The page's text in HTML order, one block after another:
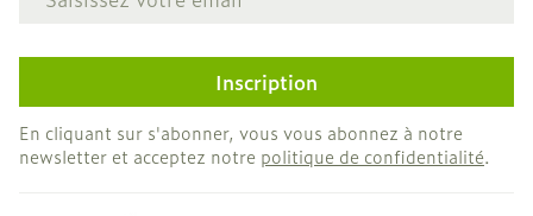
Inscription
En cliquant sur s'abonner, vous vous abonnez à notre
newsletter et acceptez notre politique de confidentialité.